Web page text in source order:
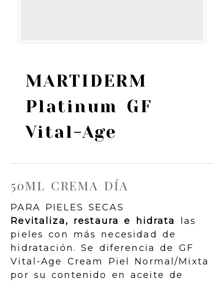
MARTIDERM
Platinum GF
Vital-Age
50ML CREMA DÍA
PARA PIELES SECAS
Revitaliza, restaura e hidrata
las
pieles con más necesidad de
hidratación. Se diferencia de GF
Vital-Age Cream Piel Normal/Mixta
por su contenido en aceite de